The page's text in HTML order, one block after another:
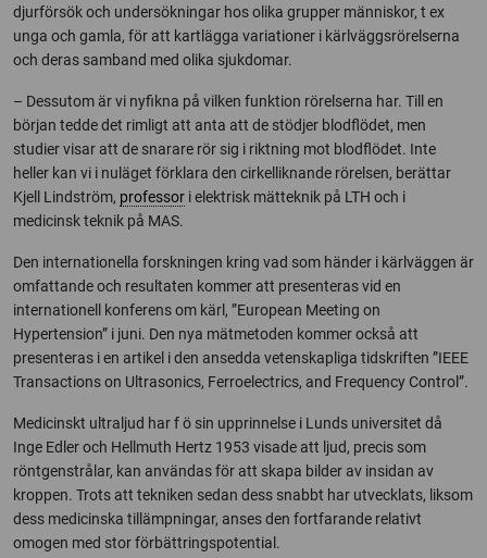
djurförsök och undersökningar hos olika grupper människor, t ex
unga och gamla, för att kartlägga variationer i kärlväggsrörelserna
och deras samband med olika sjukdomar.
– Dessutom är vi nyfikna på vilken funktion rörelserna har. Till en
början tedde det rimligt att anta att de stödjer blodflödet, men
studier visar att de snarare rör sig i riktning mot blodflödet. Inte
heller kan vi i nuläget förklara den cirkelliknande rörelsen, berättar
Kjell Lindström, professor i elektrisk mätteknik på LTH och i
medicinsk teknik på MAS.
Den internationella forskningen kring vad som händer i kärlväggen är
omfattande och resultaten kommer att presenteras vid en
internationell konferens om kärl, ”European Meeting on
Hypertension” i juni. Den nya mätmetoden kommer också att
presenteras i en artikel i den ansedda vetenskapliga tidskriften ”IEEE
Transactions on Ultrasonics, Ferroelectrics, and Frequency Control”.
Medicinskt ultraljud har f ö sin upprinnelse i Lunds universitet då
Inge Edler och Hellmuth Hertz 1953 visade att ljud, precis som
röntgenstrålar, kan användas för att skapa bilder av insidan av
kroppen. Trots att tekniken sedan dess snabbt har utvecklats, liksom
dess medicinska tillämpningar, anses den fortfarande relativt
omogen med stor förbättringspotential.